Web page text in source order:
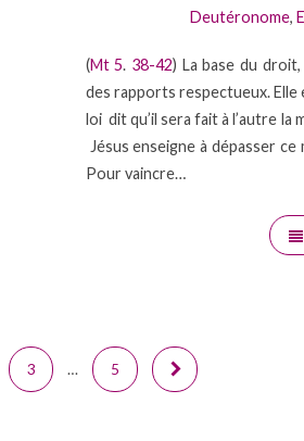
Deutéronome,
(Mt 5. 38-42) La base du
des rapports respectueux. Elle
loi dit qu’il sera fait à l’autre la
Jésus enseigne à dépasser
Pour vaincre…
3 … 5